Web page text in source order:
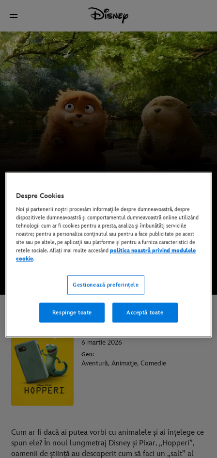
Disponibil pe Disney+
* Se aplică termeni și condiții
Hopperi
6 martie 2026
Gen:
Aventură, Animaţie, Comedie
Cum ar fi dacă ai putea vorbi cu animalele și ai înțelege ce
spun ele? În noul lungmetraj Disney și Pixar, „Hopperi”,
oamenii de știință au descoperit cum să faci un „salt” al
Despre Cookies
Noi şi partenerii noştri procesăm informaţiile despre dumneavoastră, despre
dispozitivele dumneavoastră şi comportamentul dumneavoastră online utilizând
tehnologii cum ar fi cookies pentru a presta, analiza şi îmbunătăţi serviciile
noastre; pentru a personaliza conţinutul sau pentru a face publicitate pe acest
site sau pe altele, pe aplicaţii sau platforme şi pentru a furniza caracteristici de
rețele sociale. Aflați mai multe accesândpolitica noastră privind modulele
cookie.
Gestionează preferințele
Respinge toate Acceptă toate